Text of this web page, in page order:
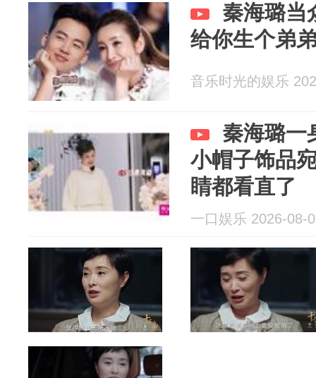
秦海璐当
给你生个弟
音乐时光的娱乐
秦海璐一
小帽子饰品
睛都看直了
一口娱乐 2026-08-